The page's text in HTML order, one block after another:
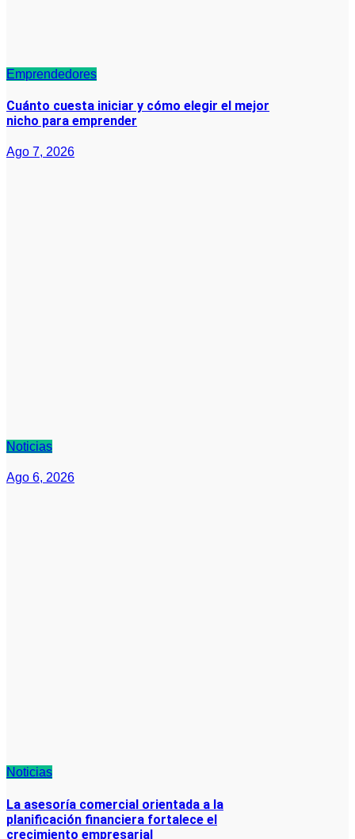
Emprendedores
Cuánto cuesta iniciar y cómo elegir el mejor
nicho para emprender
Ago 7, 2026
Noticias
Ago 6, 2026
Noticias
La asesoría comercial orientada a la
planificación financiera fortalece el
crecimiento empresarial